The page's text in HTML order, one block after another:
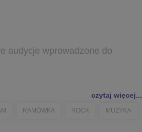
audycje wprowadzone do
czytaj więcej...
RAMÓWKA ROCK MUZYKA